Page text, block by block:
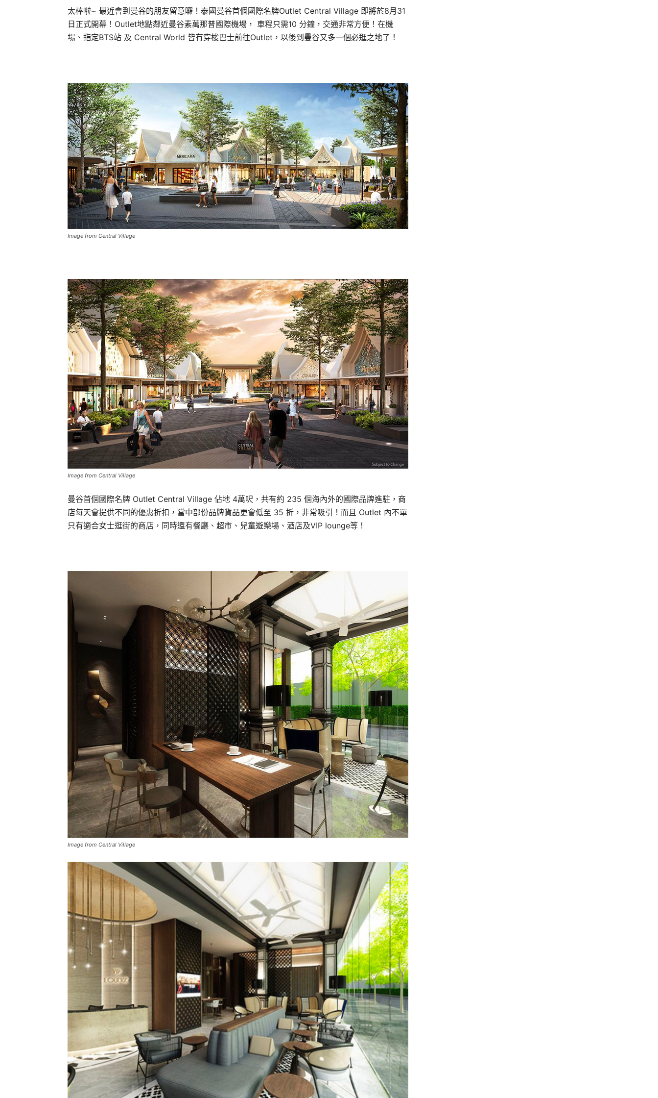
太棒啦~ 最近會到曼谷的朋友留意囉！泰國曼谷首個國際名牌Outlet Central Village 即將於8月31
日正式開幕！Outlet地點鄰近曼谷素萬那普國際機場， 車程只需10 分鐘，交通非常方便！在機
場、指定BTS站 及 Central World 皆有穿梭巴士前往Outlet，以後到曼谷又多一個必逛之地了！
Image from Central Village
Image from Central Village
曼谷首個國際名牌 Outlet Central Village 佔地 4萬呎，共有約 235 個海內外的國際品牌進駐，商
店每天會提供不同的優惠折扣，當中部份品牌貨品更會低至 35 折，非常吸引！而且 Outlet 內不單
只有適合女士逛街的商店，同時還有餐廳、超市、兒童遊樂場、酒店及VIP lounge等！
Image from Central Village